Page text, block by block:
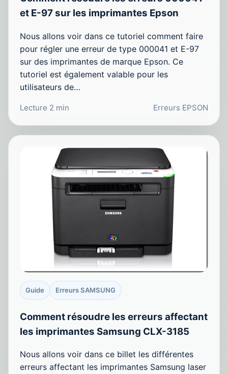
et E-97 sur les imprimantes Epson
Nous allons voir dans ce tutoriel comment faire
pour régler une erreur de type 000041 et E-97
sur des imprimantes de marque Epson. Ce
tutoriel est également valable pour les
utilisateurs de…
Lecture 2 min Erreurs EPSON
Guide Erreurs SAMSUNG
Comment résoudre les erreurs affectant
les imprimantes Samsung CLX-3185
Nous allons voir dans ce billet les différentes
erreurs affectant les imprimantes Samsung laser